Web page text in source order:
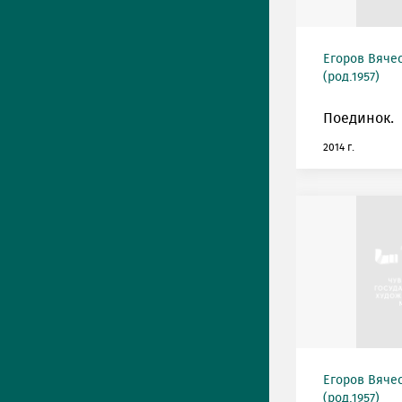
Егоров
(род.1957)
Поединок.
2014 г.
Егоров
(род.1957)